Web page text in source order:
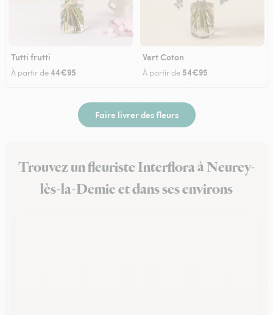
Tutti frutti
À partir de44€95
Vert Coton
À partir de 54€95
Faire livrer des fleurs
Trouvez un fleuriste Interflora à Neurey-
lès-la-Demie et dans ses environs